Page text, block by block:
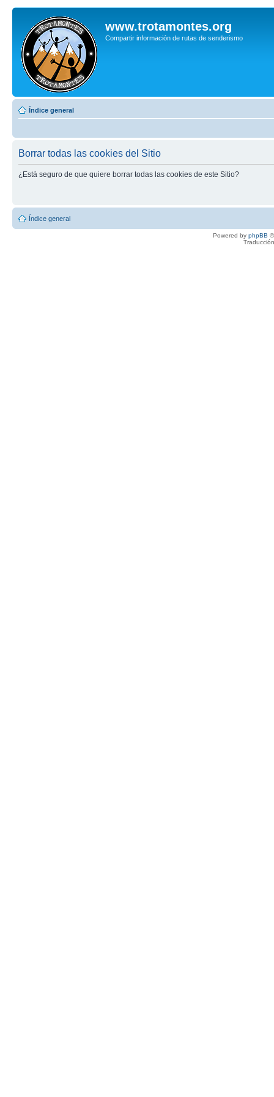
www.trotamontes.org
Compartir información de rutas de senderismo
Índice general
Borrar todas las cookies del Sitio
¿Está seguro de que quiere borrar todas las cookies de este Sitio?
Índice general
Powered by phpBB